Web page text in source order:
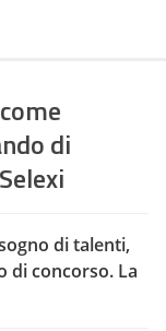
di
di talenti,
di concorso. La